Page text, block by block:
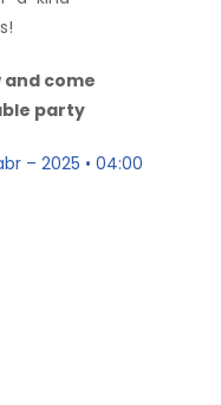
come
party
– 2025 • 04:00